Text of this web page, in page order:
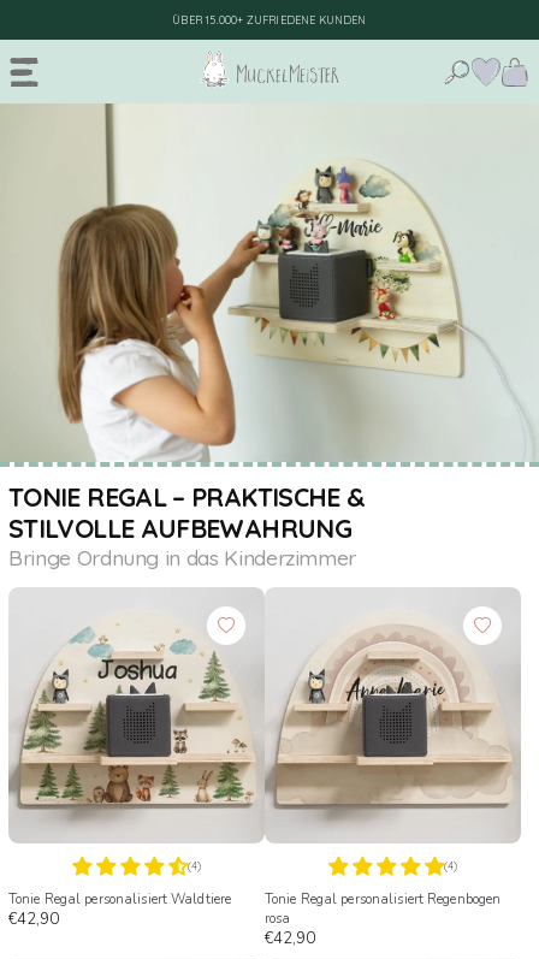
ÜBER 15.000+ ZUFRIEDENE KUNDEN
GEBURT & BABY
SCHULE & KITA
KINDERZIMMER
Geschenke zur Geburt
Geburt Junge
Geburt Mädchen
Erinnerungsboxen
Krabbelschuhe & Babyschuhe
Strampler & Lätzchen
NEUHEITEN BESTSELLER
TONIE REGAL – PRAKTISCHE &
STILVOLLE AUFBEWAHRUNG
Bringe Ordnung in das Kinderzimmer
(4)
Tonie Regal personalisiert Waldtiere
€42,90
(4)
Tonie Regal personalisiert Regenbogen
rosa
€42,90